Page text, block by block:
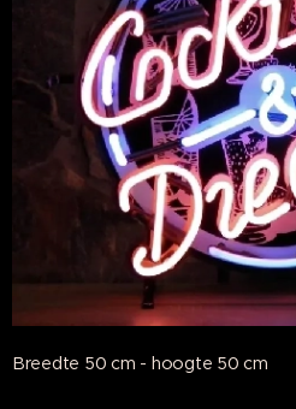
Breedte 50 cm - hoogte 50 cm